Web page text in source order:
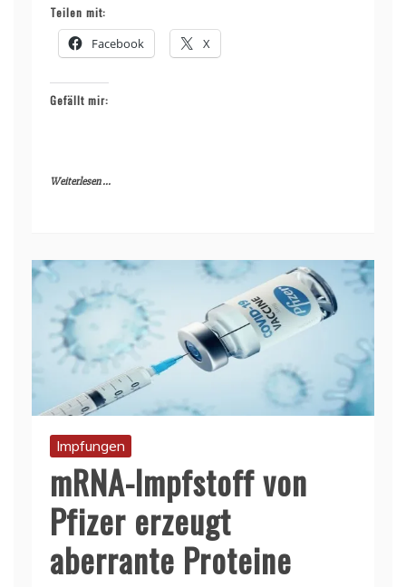
Teilen mit:
Facebook X
Gefällt mir:
Weiterlesen ...
Impfungen
mRNA-Impfstoff von
Pfizer erzeugt
aberrante Proteine